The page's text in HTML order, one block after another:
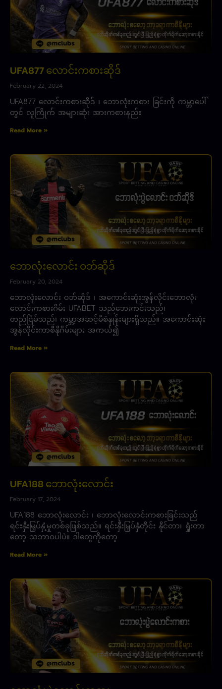
UFA877 လောင်းကစားဆိုဒ်
February 22, 2024
UFA877 လောင်းကစားဆိုဒ် ၊ ဘောလုံးကစား ခြင်းကို ကမ္ဘာပေါ်
တွင် လူကြိုက် အများဆုံး အားကစားနည်း
Read More »
ဘောလုံးလောင်း ဝဘ်ဆိုဒ်
February 20, 2024
ဘောလုံးလောင်း ဝဘ်ဆိုဒ် ၊ အကောင်းဆုံးအွန်လိုင်းဘောလုံး
လောင်းကစားဂိမ်း UFABET သည်ဘေးကင်းသည်၊
တည်ငြိမ်သည်၊ ကမ္ဘာ့အဆင့်မီစံနှုန်းများရှိသည်။ အကောင်းဆုံး
အွန်လိုင်းကာစီနိုဂိမ်းများ အကယ်၍
Read More »
UFA188 ဘောလုံးလောင်း
February 17, 2024
UFA188 ဘောလုံးလောင်း ၊ ဘောလုံးလောင်းကစားခြင်းသည်
ရင်းနှီးမြှပ်နှံ့မှုတစ်ခုဖြစ်သည်။ ရင်းနှီးမြှပ်နှံတိုင်း နိုင်တာ၊ ရှုံးတာ
တော့ သဘာဝပါပဲ။ ဒါတွေကိုတော့
Read More »